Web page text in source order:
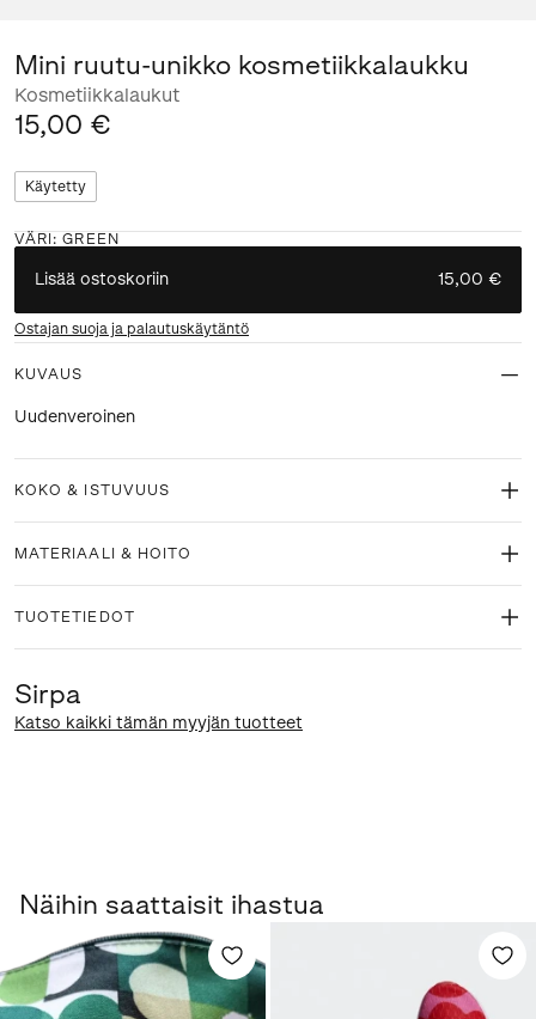
Mini ruutu-unikko kosmetiikkalaukku
Kosmetiikkalaukut
15,00 €
Käytetty
VÄRI :GREEN
Lisää ostoskoriin 15,00 €
Ostajan suoja ja palautuskäytäntö
KUVAUS
Uudenveroinen
KOKO & ISTUVUUS
MATERIAALI & HOITO
TUOTETIEDOT
Sirpa
Katso kaikki tämän myyjän tuotteet
Näihin saattaisit ihastua